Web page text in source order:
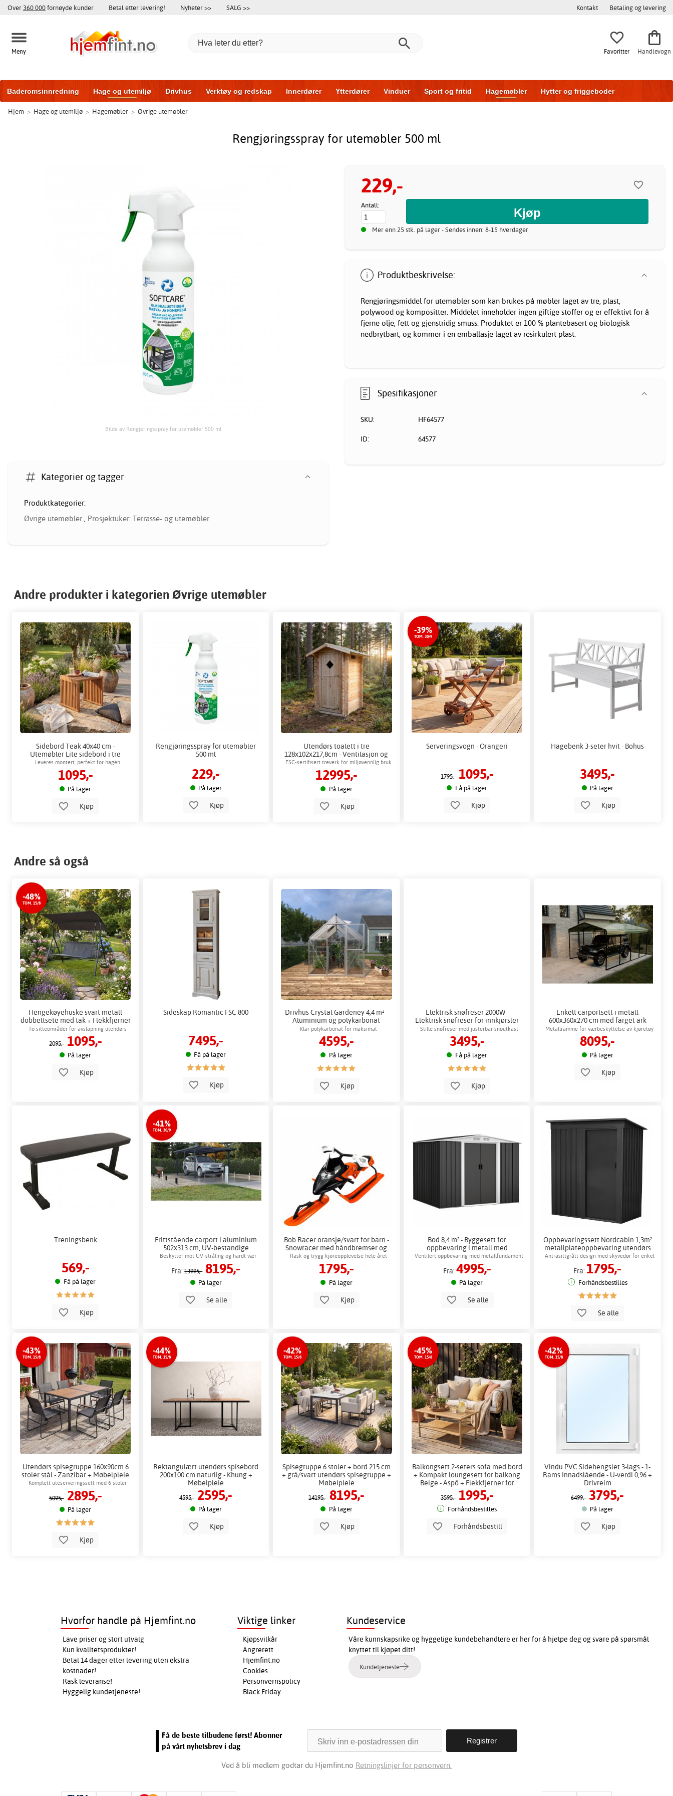
Over 360 000fornøyde kunder Betal etter levering! Nyheter >> SALG >> Kontakt Betaling og levering
Meny Favoritter Handlevogn
Baderomsinnredning Hage og utemiljø Drivhus Verktøy og redskap Innerdører Ytterdører Vinduer Sport og fritid Hagemøbler Hytter og friggeboder
Baderomsmøbler Hjem og innredning Treningsutstyr
Hjem > Hage og utemiljø > Hagemøbler > Øvrige utemøbler
Rengjøringsspray for utemøbler 500 ml
Bilde av Rengjøringsspray for utemøbler 500 ml
229,-
Antall:
Mer enn 25 stk. på lager - Sendes innen: 8-15 hverdager
Produktbeskrivelse:
Rengjøringsmiddel for utemøbler som kan brukes på møbler laget av tre, plast,
polywood og kompositter. Middelet inneholder ingen giftige stoffer og er effektivt for å
fjerne olje, fett og gjenstridig smuss. Produktet er 100 % plantebasert og biologisk
nedbrytbart, og kommer i en emballasje laget av resirkulert plast.
Spesifikasjoner
SKU: HF64577
ID: 64577
Kategorier og tagger
Produktkategorier:
Øvrige utemøbler , Prosjektuker: Terrasse- og utemøbler
Andre produkter i kategorien Øvrige utemøbler
Sidebord Teak 40x40 cm -
Utemøbler Lite sidebord i tre
Leveres montert, perfekt for hagen
1095,-
På lager
Kjøp
Rengjøringsspray for utemøbler
500 ml
229,-
På lager
Kjøp
Utendørs toalett i tre
128x102x217,8cm - Ventilasjon og
værbestandig tak
FSC-sertifisert treverk for miljøvennlig bruk
12995,-
På lager
Kjøp
-39%
TOM. 30/9
Serveringsvogn - Orangeri
1795,- 1095,-
Få på lager
Kjøp
Hagebenk 3-seter hvit - Bohus
3495,-
På lager
Kjøp
Andre så også
-48%
TOM. 15/8
Hengekøyehuske svart metall
dobbeltsete med tak + Flekkfjerner
for møbler
To sitteområder for avslapning utendørs
2095,- 1095,-
På lager
Kjøp
Sideskap Romantic FSC 800
7495,-
Få på lager
Kjøp
Drivhus Crystal Gardeney 4,4 m² -
Aluminium og polykarbonat
Klar polykarbonat for maksimal
lysgjennomgang
4595,-
På lager
Kjøp
Elektrisk snøfreser 2000W -
Elektrisk snøfreser for innkjørsler
og gangveier
Stille snøfreser med justerbar snøutkast
3495,-
Få på lager
Kjøp
Enkelt carportsett i metall
600x360x270 cm med farget ark
Metallramme for værbeskyttelse av kjøretøy
8095,-
På lager
Kjøp
Treningsbenk
569,-
Få på lager
Kjøp
-41%
TOM. 30/9
Frittstående carport i aluminium
502x313 cm, UV-bestandige
paneler
Beskytter mot UV-stråling og hardt vær
Fra:13995,- 8195,-
På lager
Se alle
Bob Racer oransje/svart for barn -
Snowracer med håndbremser og
justerbart sete
Rask og trygg kjøreopplevelse hele året
1795,-
På lager
Kjøp
Bod 8,4 m² - Byggesett for
oppbevaring i metall med
skyvedører
Ventilert oppbevaring med metallfundament
Fra: 4995,-
På lager
Se alle
Oppbevaringssett Nordcabin 1,3m²
metallplateoppbevaring utendørs
oppbevaring
Antrasittgrått design med skyvedør for enkel
tilgang
Fra: 1795,-
Forhåndsbestilles
Se alle
-43%
TOM. 15/8
Utendørs spisegruppe 160x90cm 6
stoler stål - Zanzibar + Møbelpleie
Komplett uteserveringssett med 6 stoler
5095,- 2895,-
På lager
Kjøp
-44%
TOM. 15/8
Rektangulært utendørs spisebord
200x100 cm naturlig - Khung +
Møbelpleie
4595,- 2595,-
På lager
Kjøp
-42%
TOM. 15/8
Spisegruppe 6 stoler + bord 215 cm
+ grå/svart utendørs spisegruppe +
Møbelpleie
14195,- 8195,-
På lager
Kjøp
-45%
TOM. 15/8
Balkongsett 2-seters sofa med bord
+ Kompakt loungesett for balkong
Beige - Aspö + Flekkfjerner for
møbler
3595,- 1995,-
Forhåndsbestilles
Forhåndsbestill
-42%
TOM. 15/8
Vindu PVC Sidehengslet 3-lags - 1-
Rams Innadslående - U-verdi 0,96 +
Drivreim
6499,- 3795,-
På lager
Kjøp
Hvorfor handle på Hjemfint.no
Lave priser og stort utvalg
Kun kvalitetsprodukter!
Betal 14 dager etter levering uten ekstra
kostnader!
Rask leveranse!
Hyggelig kundetjeneste!
Viktige linker
Kjøpsvilkår
Angrerett
Hjemfint.no
Cookies
Personvernspolicy
Black Friday
Kundeservice
Våre kunnskapsrike og hyggelige kundebehandlere er her for å hjelpe deg og svare på spørsmål
knyttet til kjøpet ditt!
Kundetjeneste
Få de beste tilbudene først! Abonner
på vårt nyhetsbrev i dag
Ved å bli medlem godtar du Hjemfint.no Retningslinjer for personvern.